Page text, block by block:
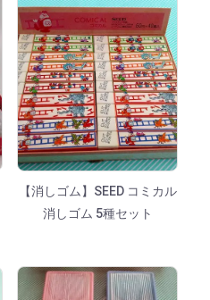
【消しゴム】SEED コミカル
消しゴム 5種セット